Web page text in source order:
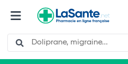
Search